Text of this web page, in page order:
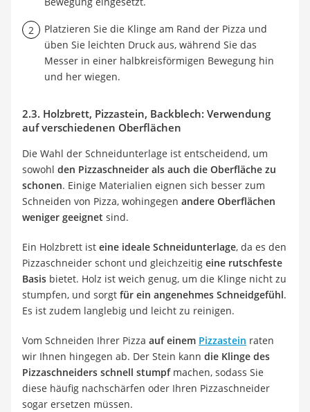
Platzieren Sie die Klinge am Rand der Pizza und
üben Sie leichten Druck aus, während Sie das
Messer in einer halbkreisförmigen Bewegung hin
und her wiegen.
2.3. Holzbrett, Pizzastein, Backblech: Verwendung
auf verschiedenen Oberflächen
Die Wahl der Schneidunterlage ist entscheidend, um
sowohl den Pizzaschneider als auch die Oberfläche zu
schonen. Einige Materialien eignen sich besser zum
Schneiden von Pizza, wohingegen andere Oberflächen
weniger geeignet sind.
Ein Holzbrett ist eine ideale Schneidunterlage, da es den
Pizzaschneider schont und gleichzeitig eine rutschfeste
Basis bietet. Holz ist weich genug, um die Klinge nicht zu
stumpfen, und sorgt für ein angenehmes Schneidgefühl.
Es ist zudem langlebig und leicht zu reinigen.
Vom Schneiden Ihrer Pizza auf einem Pizzastein raten
wir Ihnen hingegen ab. Der Stein kann die Klinge des
Pizzaschneiders schnell stumpfmachen, sodass Sie
diese häufig nachschärfen oder Ihren Pizzaschneider
sogar ersetzen müssen.